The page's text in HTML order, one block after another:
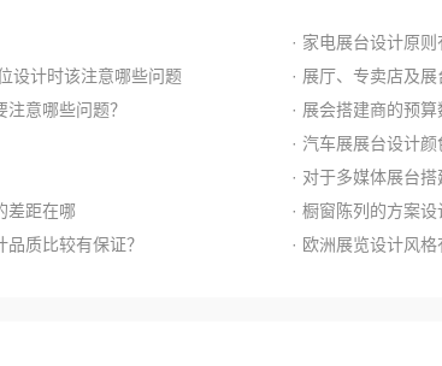
· 家电展台设计原
设计时该注意哪些问题
· 展厅、专卖店及
意哪些问题？
· 展会搭建商的预
· 汽车展展台设计
· 对于多媒体展台
差距在哪
· 橱窗陈列的方案设
质比较有保证？
· 欧洲展览设计风